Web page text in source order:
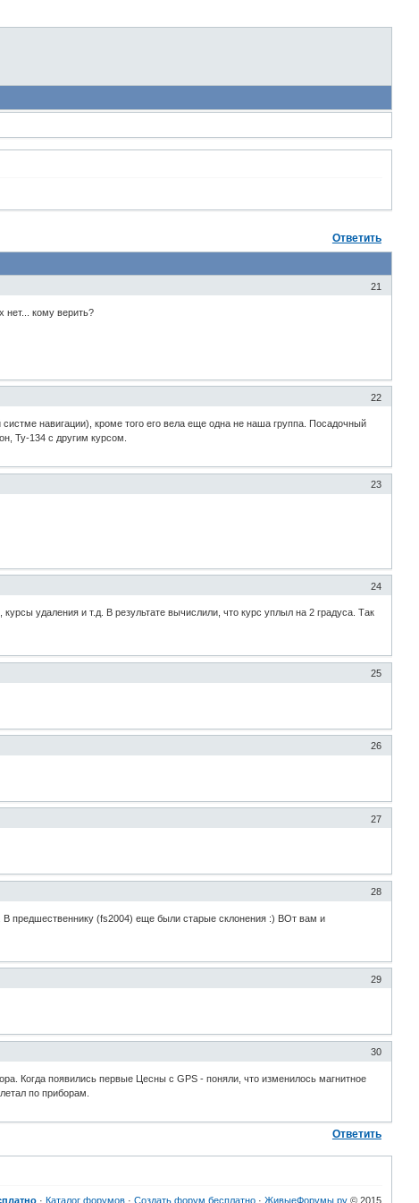
Ответить
21
нет... кому верить?
22
навигации), кроме того его вела еще одна не наша группа. Посадочный
Ту-134 с другим курсом.
23
24
удаления и т.д. В результате вычислили, что курс уплыл на 2 градуса. Так
25
26
27
28
предшественнику (fs2004) еще были старые склонения :) ВОт вам и
29
30
Когда появились первые Цесны с GPS - поняли, что изменилось магнитное
по приборам.
Ответить
· Каталог форумов · Создать форум бесплатно · ЖивыеФорумы.ру © 2015